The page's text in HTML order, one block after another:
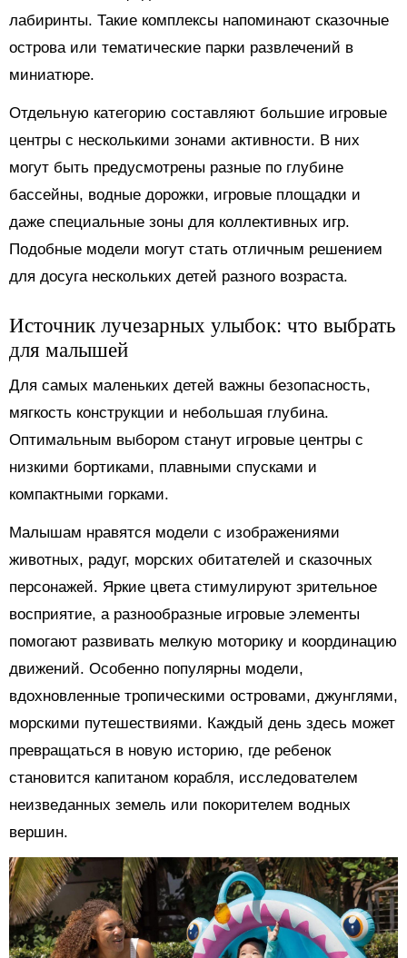
лабиринты. Такие комплексы напоминают сказочные
острова или тематические парки развлечений в
миниатюре.
Отдельную категорию составляют большие игровые
центры с несколькими зонами активности. В них
могут быть предусмотрены разные по глубине
бассейны, водные дорожки, игровые площадки и
даже специальные зоны для коллективных игр.
Подобные модели могут стать отличным решением
для досуга нескольких детей разного возраста.
Источник лучезарных улыбок: что выбрать
для малышей
Для самых маленьких детей важны безопасность,
мягкость конструкции и небольшая глубина.
Оптимальным выбором станут игровые центры с
низкими бортиками, плавными спусками и
компактными горками.
Малышам нравятся модели с изображениями
животных, радуг, морских обитателей и сказочных
персонажей. Яркие цвета стимулируют зрительное
восприятие, а разнообразные игровые элементы
помогают развивать мелкую моторику и координацию
движений. Особенно популярны модели,
вдохновленные тропическими островами, джунглями,
морскими путешествиями. Каждый день здесь может
превращаться в новую историю, где ребенок
становится капитаном корабля, исследователем
неизведанных земель или покорителем водных
вершин.